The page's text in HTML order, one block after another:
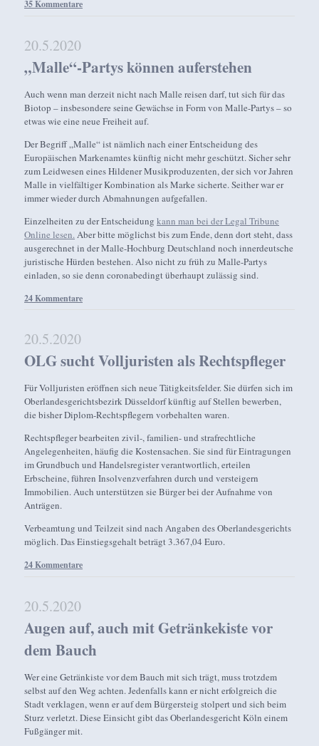
35 Kommentare
20.5.2020
„Malle“-Partys können auferstehen
Auch wenn man derzeit nicht nach Malle reisen darf, tut sich für das
Biotop – insbesondere seine Gewächse in Form von Malle-Partys – so
etwas wie eine neue Freiheit auf.
Der Begriff „Malle“ ist nämlich nach einer Entscheidung des
Europäischen Markenamtes künftig nicht mehr geschützt. Sicher sehr
zum Leidwesen eines Hildener Musikproduzenten, der sich vor Jahren
Malle in vielfältiger Kombination als Marke sicherte. Seither war er
immer wieder durch Abmahnungen aufgefallen.
Einzelheiten zu der Entscheidungkann man bei der Legal Tribune
Online lesen.Aber bitte möglichst bis zum Ende, denn dort steht, dass
ausgerechnet in der Malle-Hochburg Deutschland noch innerdeutsche
juristische Hürden bestehen. Also nicht zu früh zu Malle-Partys
einladen, so sie denn coronabedingt überhaupt zulässig sind.
24 Kommentare
20.5.2020
OLG sucht Volljuristen als Rechtspfleger
Für Volljuristen eröffnen sich neue Tätigkeitsfelder. Sie dürfen sich im
Oberlandesgerichtsbezirk Düsseldorf künftig auf Stellen bewerben,
die bisher Diplom-Rechtspflegern vorbehalten waren.
Rechtspfleger bearbeiten zivil-, familien- und strafrechtliche
Angelegenheiten, häufig die Kostensachen. Sie sind für Eintragungen
im Grundbuch und Handelsregister verantwortlich, erteilen
Erbscheine, führen Insolvenzverfahren durch und versteigern
Immobilien. Auch unterstützen sie Bürger bei der Aufnahme von
Anträgen.
Verbeamtung und Teilzeit sind nach Angaben des Oberlandesgerichts
möglich. Das Einstiegsgehalt beträgt 3.367,04 Euro.
24 Kommentare
20.5.2020
Augen auf, auch mit Getränkekiste vor
dem Bauch
Wer eine Getränkiste vor dem Bauch mit sich trägt, muss trotzdem
selbst auf den Weg achten. Jedenfalls kann er nicht erfolgreich die
Stadt verklagen, wenn er auf dem Bürgersteig stolpert und sich beim
Sturz verletzt. Diese Einsicht gibt das Oberlandesgericht Köln einem
Fußgänger mit.